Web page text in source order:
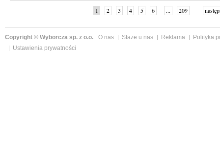
1 2 3 4 5 6 ... 209
Copyright © Wyborcza sp. z o.o. O nas Staże u nas Reklama
Polityka
Ustawienia prywatności